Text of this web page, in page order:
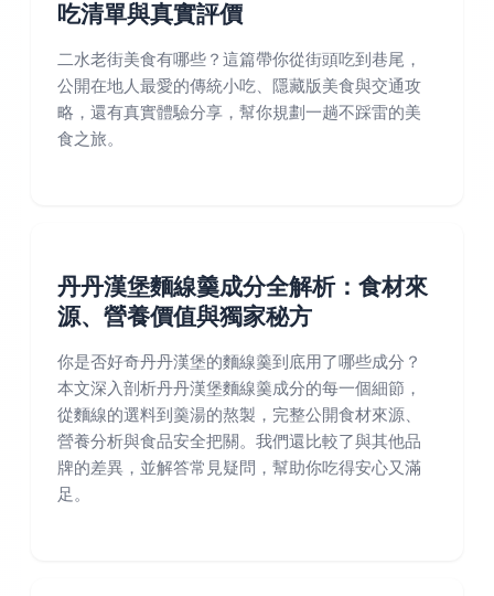
吃清單與真實評價
二水老街美食有哪些？這篇帶你從街頭吃到巷尾，
公開在地人最愛的傳統小吃、隱藏版美食與交通攻
略，還有真實體驗分享，幫你規劃一趟不踩雷的美
食之旅。
丹丹漢堡麵線羹成分全解析：食材來
源、營養價值與獨家秘方
你是否好奇丹丹漢堡的麵線羹到底用了哪些成分？
本文深入剖析丹丹漢堡麵線羹成分的每一個細節，
從麵線的選料到羹湯的熬製，完整公開食材來源、
營養分析與食品安全把關。我們還比較了與其他品
牌的差異，並解答常見疑問，幫助你吃得安心又滿
足。